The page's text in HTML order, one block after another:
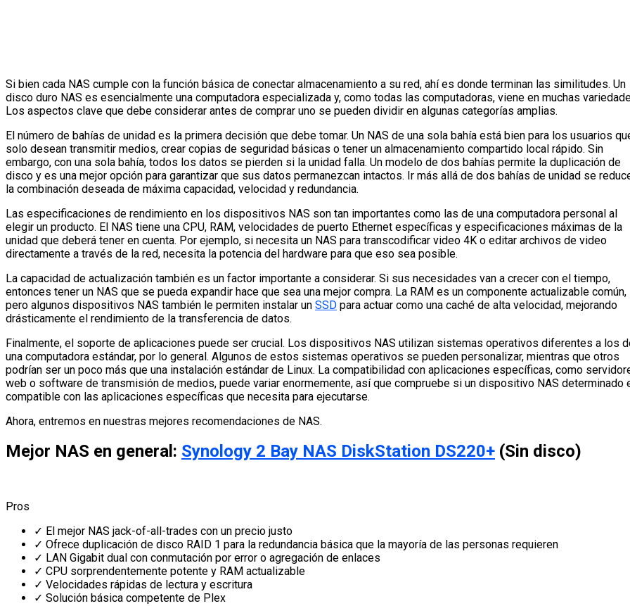
Si bien cada NAS cumple con la función básica de conectar almacenamiento a su red, ahí es donde terminan las similitudes. Un
disco duro NAS es esencialmente una computadora especializada y, como todas las computadoras, viene en muchas
Los aspectos clave que debe considerar antes de comprar uno se pueden dividir en algunas categorías amplias.
El número de bahías de unidad es la primera decisión que debe tomar. Un NAS de una sola bahía está bien para los usuarios
solo desean transmitir medios, crear copias de seguridad básicas o tener un almacenamiento compartido local rápido. Sin
embargo, con una sola bahía, todos los datos se pierden si la unidad falla. Un modelo de dos bahías permite la duplicación de
disco y es una mejor opción para garantizar que sus datos permanezcan intactos. Ir más allá de dos bahías de unidad se
la combinación deseada de máxima capacidad, velocidad y redundancia.
Las especificaciones de rendimiento en los dispositivos NAS son tan importantes como las de una computadora personal al
elegir un producto. El NAS tiene una CPU, RAM, velocidades de puerto Ethernet específicas y especificaciones máximas de la
unidad que deberá tener en cuenta. Por ejemplo, si necesita un NAS para transcodificar video 4K o editar archivos de video
directamente a través de la red, necesita la potencia del hardware para que eso sea posible.
La capacidad de actualización también es un factor importante a considerar. Si sus necesidades van a crecer con el tiempo,
entonces tener un NAS que se pueda expandir hace que sea una mejor compra. La RAM es un componente actualizable común,
pero algunos dispositivos NAS también le permiten instalar un SSD para actuar como una caché de alta velocidad, mejorando
drásticamente el rendimiento de la transferencia de datos.
Finalmente, el soporte de aplicaciones puede ser crucial. Los dispositivos NAS utilizan sistemas operativos diferentes a los
una computadora estándar, por lo general. Algunos de estos sistemas operativos se pueden personalizar, mientras que otros
podrían ser un poco más que una instalación estándar de Linux. La compatibilidad con aplicaciones específicas, como
web o software de transmisión de medios, puede variar enormemente, así que compruebe si un dispositivo NAS determinado
compatible con las aplicaciones específicas que necesita para ejecutarse.
Ahora, entremos en nuestras mejores recomendaciones de NAS.
Mejor NAS en general: Synology 2 Bay NAS DiskStation DS220+ (Sin disco)
Pros
✓ El mejor NAS jack-of-all-trades con un precio justo
✓ Ofrece duplicación de disco RAID 1 para la redundancia básica que la mayoría de las personas requieren
✓ LAN Gigabit dual con conmutación por error o agregación de enlaces
✓ CPU sorprendentemente potente y RAM actualizable
✓ Velocidades rápidas de lectura y escritura
✓ Solución básica competente de Plex